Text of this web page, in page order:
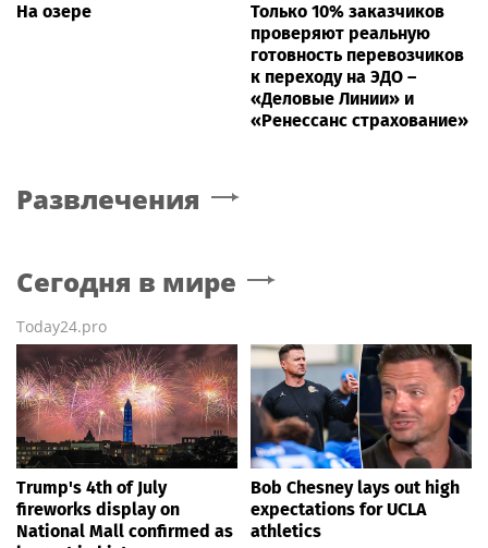
На озере
Только 10% заказчиков
проверяют реальную
готовность перевозчиков
к переходу на ЭДО –
«Деловые Линии» и
«Ренессанс страхование»
Развлечения
Сегодня в мире
Today24.pro
Trump's 4th of July
fireworks display on
National Mall confirmed as
Bob Chesney lays out high
expectations for UCLA
athletics